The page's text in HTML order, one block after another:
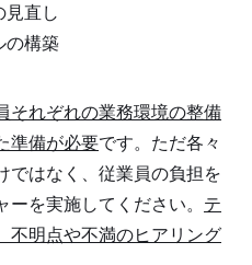
見直し
の構築
それぞれの業務環境の整備
準備が必要です。ただ各々
ではなく、従業員の負担を
を実施してください。 テ
不明点や不満のヒアリング